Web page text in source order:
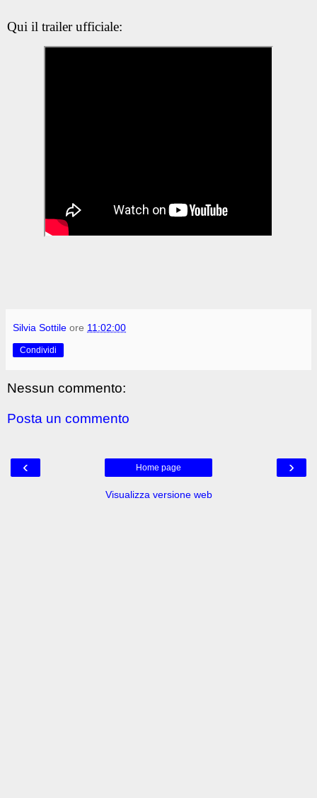
Qui il trailer ufficiale:
Silvia Sottile ore 11:02:00
Condividi
Nessun commento:
Posta un commento
‹ ›
Home page
Visualizza versione web